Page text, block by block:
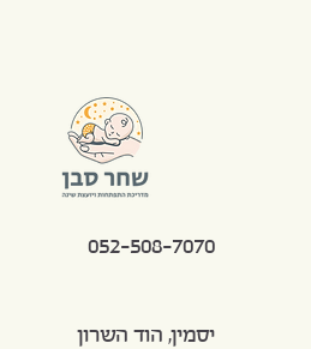
052-508-7070
יסמין, הוד השרון